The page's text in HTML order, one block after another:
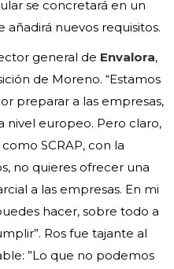
se concretará en un
nuevos requisitos.
general de Envalora,
de Moreno. “Estamos
preparar a las empresas,
nivel europeo. Pero claro,
SCRAP, con la
no quieres ofrecer una
a las empresas. En mi
hacer, sobre todo a
Ros fue tajante al
”Lo que no podemos